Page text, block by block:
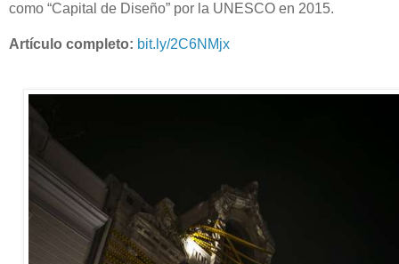
como “Capital de Diseño” por la UNESCO en 2015.
Artículo completo: bit.ly/2C6NMjx